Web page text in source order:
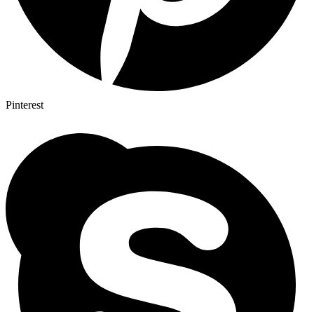
Pinterest